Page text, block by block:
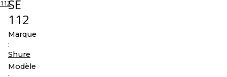
112SE
112
Marque
:
Shure
Modèle